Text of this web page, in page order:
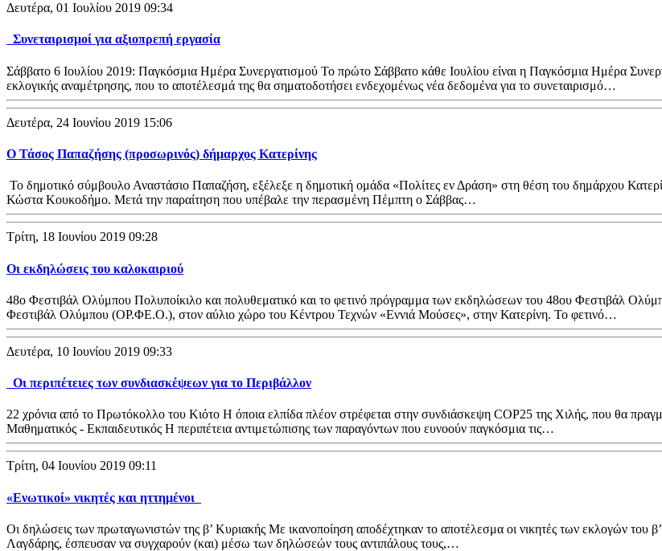
Δευτέρα, 01 Ιουλίου 2019 09:34
Συνεταιρισμοί για αξιοπρεπή εργασία
Σάββατο 6 Ιουλίου 2019: Παγκόσμια Ημέρα Συνεργατισμού Το πρώτο Σάββατο κάθε Ιουλίου είναι η Παγκόσμια Ημέρα
εκλογικής αναμέτρησης, που το αποτέλεσμά της θα σηματοδοτήσει ενδεχομένως νέα δεδομένα για το συνεταιρισμό…
Δευτέρα, 24 Ιουνίου 2019 15:06
Ο Τάσος Παπαζήσης (προσωρινός) δήμαρχος Κατερίνης
Το δημοτικό σύμβουλο Αναστάσιο Παπαζήση, εξέλεξε η δημοτική ομάδα «Πολίτες εν Δράση» στη θέση του δημάρχου
Κώστα Κουκοδήμο. Μετά την παραίτηση που υπέβαλε την περασμένη Πέμπτη ο Σάββας…
Τρίτη, 18 Ιουνίου 2019 09:28
Οι εκδηλώσεις του καλοκαιριού
48ο Φεστιβάλ Ολύμπου Πολυποίκιλο και πολυθεματικό και το φετινό πρόγραμμα των εκδηλώσεων του 48ου Φεστιβάλ
Φεστιβάλ Ολύμπου (ΟΡ.ΦΕ.Ο.), στον αύλιο χώρο του Κέντρου Τεχνών «Εννιά Μούσες», στην Κατερίνη. Το φετινό…
Δευτέρα, 10 Ιουνίου 2019 09:33
Οι περιπέτειες των συνδιασκέψεων για το Περιβάλλον
22 χρόνια από το Πρωτόκολλο του Κιότο Η όποια ελπίδα πλέον στρέφεται στην συνδιάσκεψη COP25 της Χιλής, που θα
Μαθηματικός - Εκπαιδευτικός Η περιπέτεια αντιμετώπισης των παραγόντων που ευνοούν παγκόσμια τις…
Τρίτη, 04 Ιουνίου 2019 09:11
«Ενωτικοί» νικητές και ηττημένοι
Οι δηλώσεις των πρωταγωνιστών της β’ Κυριακής Με ικανοποίηση αποδέχτηκαν το αποτέλεσμα οι νικητές των εκλογών του
Λαγδάρης, έσπευσαν να συγχαρούν (και) μέσω των δηλώσεών τους αντιπάλους τους,…